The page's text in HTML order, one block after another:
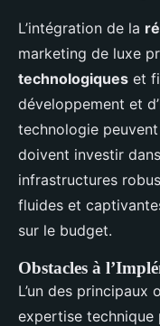
L’intégration de la
marketing de luxe
technologiques et
développement et
technologie
doivent investir
infrastructures
fluides et
sur le budget.
Obstacles à
L’un des principaux
expertise technique